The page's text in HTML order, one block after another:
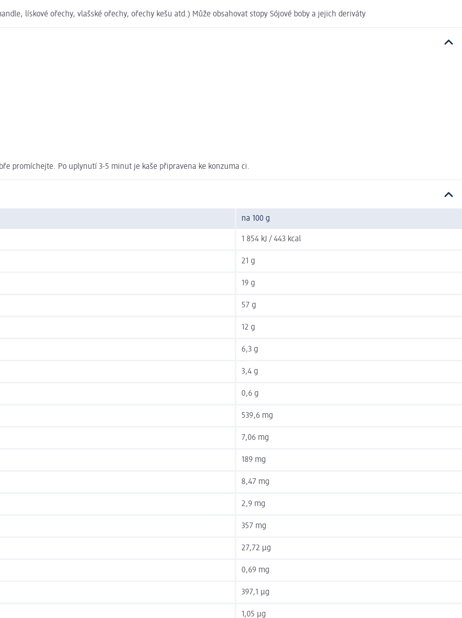
lískové ořechy, vlašské ořechy, ořechy kešu atd.) Může obsahovat stopy Sójové boby a jejich deriváty
promíchejte. Po uplynutí 3-5 minut je kaše připravena ke konzuma ci.
na 100 g
1 854 kJ / 443 kcal
21 g
19 g
57 g
12 g
6,3 g
3,4 g
0,6 g
539,6 mg
7,06 mg
189 mg
8,47 mg
2,9 mg
357 mg
27,72 µg
0,69 mg
397,1 µg
1,05 µg